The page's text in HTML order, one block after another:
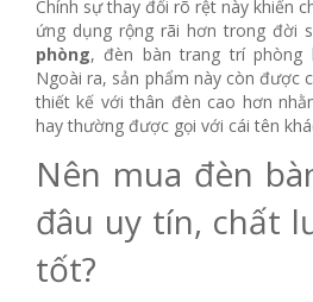
Chính sự thay đổi rõ rệt này khiến
ứng dụng rộng rãi hơn trong đời
phòng, đèn bàn trang trí phòng
Ngoài ra, sản phẩm này còn được
thiết kế với thân đèn cao hơn
hay thường được gọi với cái tên
Nên mua đèn
đâu uy tín, chất
tốt?